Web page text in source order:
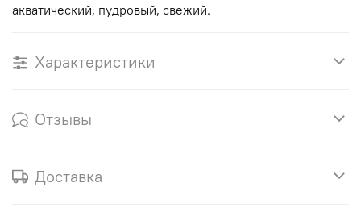
акватический, пудровый, свежий.
Характеристики
Отзывы
Доставка